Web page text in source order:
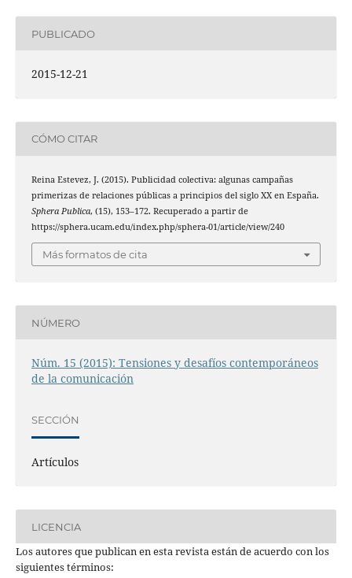
PUBLICADO
2015-12-21
CÓMO CITAR
Reina Estevez, J. (2015). Publicidad colectiva: algunas campañas
primerizas de relaciones públicas a principios del siglo XX en España.
Sphera Publica, (15), 153–172. Recuperado a partir de
https://sphera.ucam.edu/index.php/sphera-01/article/view/240
Más formatos de cita
NÚMERO
Núm. 15 (2015): Tensiones y desafíos contemporáneos
de la comunicación
SECCIÓN
Artículos
LICENCIA
Los autores que publican en esta revista están de acuerdo con los
siguientes términos: